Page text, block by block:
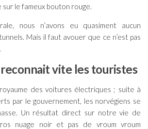
sur le fameux bouton rouge.
nous n’avons eu quasiment aucun
Mais il faut avouer que ce n’est pas
vite les touristes
des voitures électriques ; suite à
par le gouvernement, les norvégiens se
Un résultat direct sur notre vie de
nuage noir et pas de vroum vroum